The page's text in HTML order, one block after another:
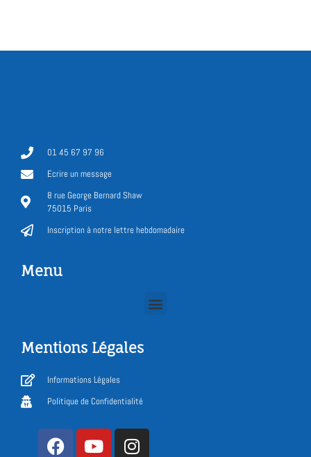
01 45 67 97 96
Ecrire un message
8 rue George Bernard Shaw
75015 Paris
Inscription à notre lettre hebdomadaire
Menu
Mentions Légales
Informations Légales
Politique de Confidentialité